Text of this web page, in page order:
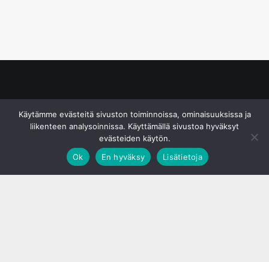
Käytämme evästeitä sivuston toiminnoissa, ominaisuuksissa ja
liikenteen analysoinnissa. Käyttämällä sivustoa hyväksyt
evästeiden käytön.
Ok
En hyväksy Lisätietoja